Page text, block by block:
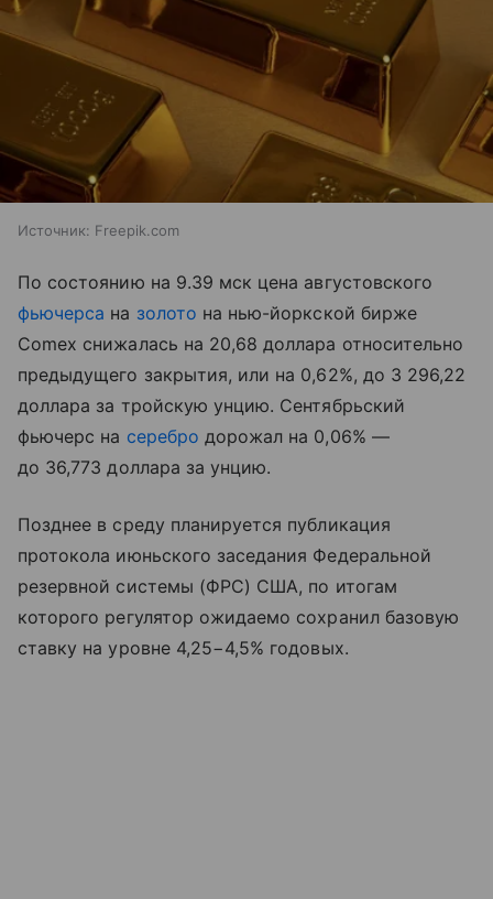
Источник: Freepik.com
По состоянию на 9.39 мск цена августовского
фьючерса на золото на нью-йоркской бирже
Comex снижалась на 20,68 доллара относительно
предыдущего закрытия, или на 0,62%, до 3 296,22
доллара за тройскую унцию. Сентябрьский
фьючерс на серебро дорожал на 0,06% —
до 36,773 доллара за унцию.
Позднее в среду планируется публикация
протокола июньского заседания Федеральной
резервной системы (ФРС) США, по итогам
которого регулятор ожидаемо сохранил базовую
ставку на уровне 4,25−4,5% годовых.